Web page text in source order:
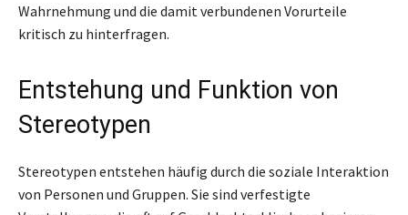
Wahrnehmung und die damit verbundenen Vorurteile
kritisch zu hinterfragen.
Entstehung und Funktion von
Stereotypen
Stereotypen entstehen häufig durch die soziale Interaktion
von Personen und Gruppen. Sie sind verfestigte